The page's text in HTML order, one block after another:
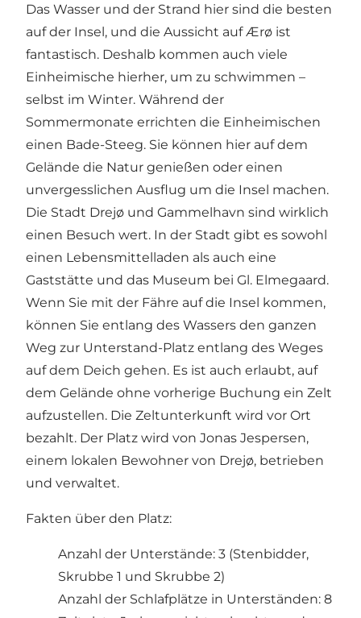
Das Wasser und der Strand hier sind die besten
auf der Insel, und die Aussicht auf Ærø ist
fantastisch. Deshalb kommen auch viele
Einheimische hierher, um zu schwimmen –
selbst im Winter. Während der
Sommermonate errichten die Einheimischen
einen Bade-Steeg. Sie können hier auf dem
Gelände die Natur genießen oder einen
unvergesslichen Ausflug um die Insel machen.
Die Stadt Drejø und Gammelhavn sind wirklich
einen Besuch wert. In der Stadt gibt es sowohl
einen Lebensmittelladen als auch eine
Gaststätte und das Museum bei Gl. Elmegaard.
Wenn Sie mit der Fähre auf die Insel kommen,
können Sie entlang des Wassers den ganzen
Weg zur Unterstand-Platz entlang des Weges
auf dem Deich gehen. Es ist auch erlaubt, auf
dem Gelände ohne vorherige Buchung ein Zelt
aufzustellen. Die Zeltunterkunft wird vor Ort
bezahlt. Der Platz wird von Jonas Jespersen,
einem lokalen Bewohner von Drejø, betrieben
und verwaltet.
Fakten über den Platz:
Anzahl der Unterstände: 3 (Stenbidder,
Skrubbe 1 und Skrubbe 2)
Anzahl der Schlafplätze in Unterständen: 8